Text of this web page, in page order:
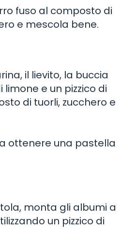
fuso al composto di
e mescola bene.
il lievito, la buccia
e un pizzico di
di tuorli, zucchero e
ottenere una pastella
monta gli albumi a
un pizzico di